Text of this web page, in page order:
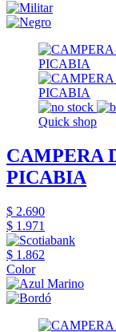
Quick shop
CAMPERA
PICABIA
$ 2.690
$ 1.971
$ 1.862
Color